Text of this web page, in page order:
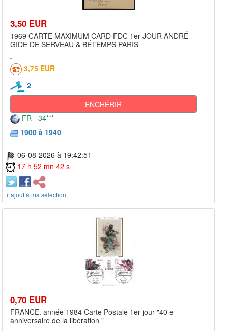
3,50 EUR
1969 CARTE MAXIMUM CARD FDC 1er JOUR ANDRÉ
GIDE DE SERVEAU & BÉTEMPS PARIS
3,75 EUR
2
ENCHÉRIR
FR - 34***
1900 à 1940
06-08-2026 à 19:42:51
17 h 52 mn 42 s
+ ajout à ma sélection
0,70 EUR
FRANCE. année 1984 Carte Postale 1er jour "40 e
anniversaire de la libération "